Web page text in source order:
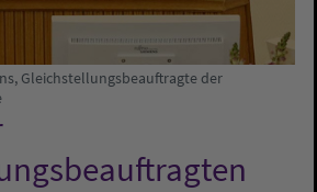
Gleichstellungsbeauftragte der